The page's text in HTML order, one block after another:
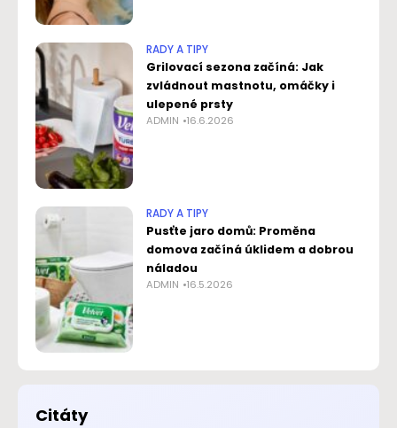
RADY A TIPY
Grilovací sezona začíná: Jak
zvládnout mastnotu, omáčky i
ulepené prsty
ADMIN 16.6.2026
RADY A TIPY
Pusťte jaro domů: Proměna
domova začíná úklidem a dobrou
náladou
ADMIN 16.5.2026
Citáty